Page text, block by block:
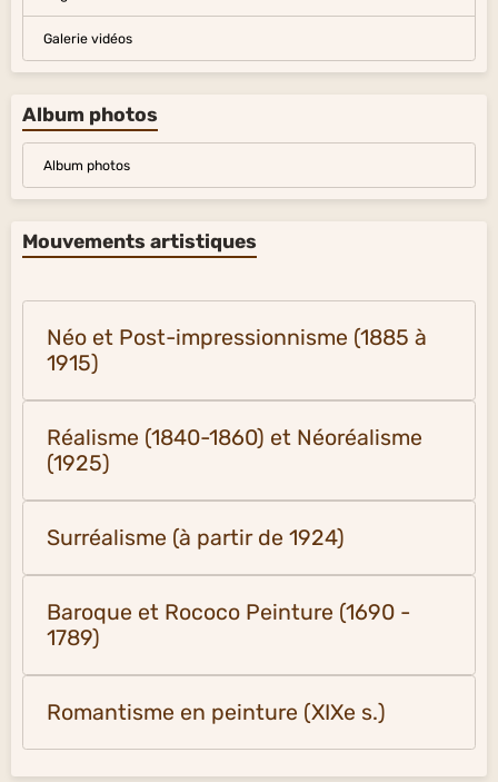
Galerie vidéos
Album photos
Album photos
Mouvements artistiques
Néo et Post-impressionnisme (1885 à
1915)
Réalisme (1840-1860) et Néoréalisme
(1925)
Surréalisme (à partir de 1924)
Baroque et Rococo Peinture (1690 -
1789)
Romantisme en peinture (XIXe s.)